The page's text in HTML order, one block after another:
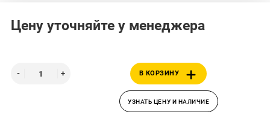
Цену уточняйте у менеджера
В КОРЗИНУ
УЗНАТЬ ЦЕНУ И НАЛИЧИЕ